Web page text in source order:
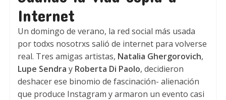
Internet
Un domingo de verano, la red social más usada
por todxs nosotrxs salió de internet para volverse
real. Tres amigas artistas, Natalia Ghergorovich,
Lupe Sendra y Roberta Di Paolo, decidieron
deshacer ese binomio de fascinación- alienación
que produce Instagram y armaron un evento casi